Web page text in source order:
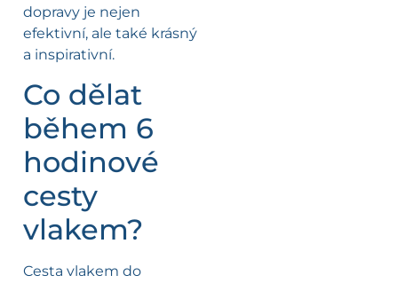
dopravy je nejen
efektivní, ale také krásný
a inspirativní.
Co dělat
během 6
hodinové
cesty
vlakem?
Cesta vlakem do